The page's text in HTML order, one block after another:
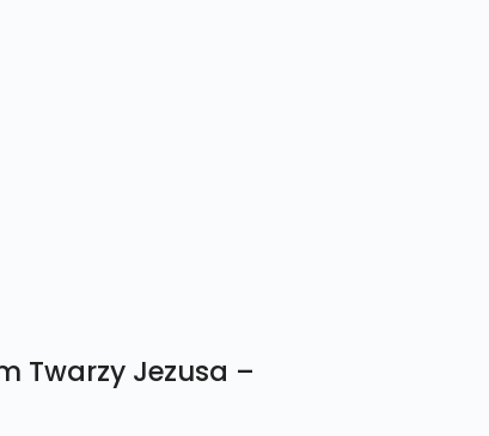
Twarzy Jezusa –